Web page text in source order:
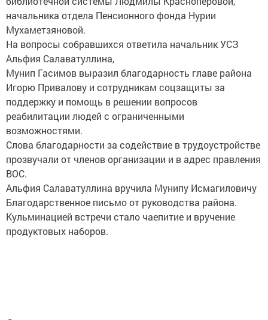
начальника отдела Пенсионного фонда Нурии
Мухаметзяновой.
На вопросы собравшихся ответила начальник УСЗ
Альфия Салаватуллина,
Мунип Гасимов выразил благодарность главе района
Игорю Привалову и сотрудникам соцзащиты за
поддержку и помощь в решении вопросов
реабилитации людей с ограниченными
возможностями.
Слова благодарности за содействие в трудоустройстве
прозвучали от членов организации и в адрес правления
ВОС.
Альфия Салаватуллина вручила Мунипу Исмагиловичу
Благодарственное письмо от руководства района.
Кульминацией встречи стало чаепитие и вручение
продуктовых наборов.